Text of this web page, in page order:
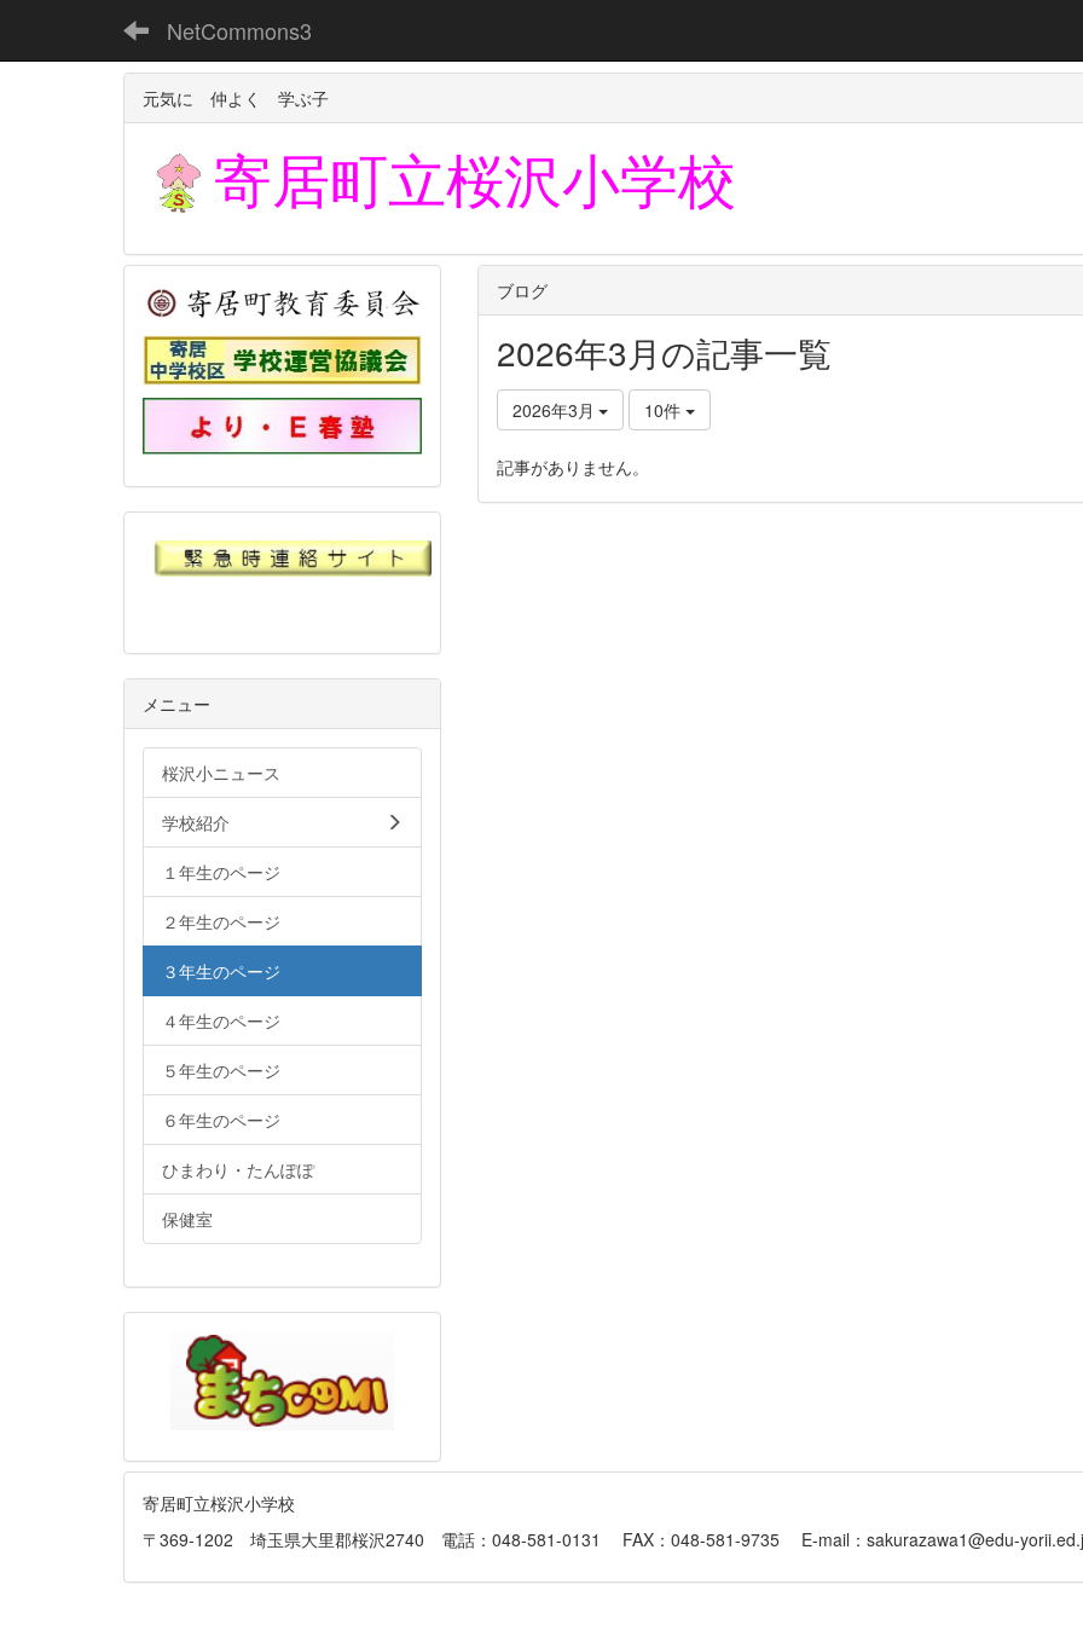
NetCommons3
元気に 仲よく 学ぶ子
寄居町立桜沢小学校
ブログ
2026年3月の記事一覧
2026年3月 10件
記事がありません。
メニュー
桜沢小ニュース
学校紹介
１年生のページ
２年生のページ
３年生のページ
４年生のページ
５年生のページ
６年生のページ
ひまわり・たんぽぽ
保健室
寄居町立桜沢小学校
〒369-1202 埼玉県大里郡桜沢2740 電話：048-581-0131 FAX：048-581-9735 E-mail：sakurazawa1@edu-